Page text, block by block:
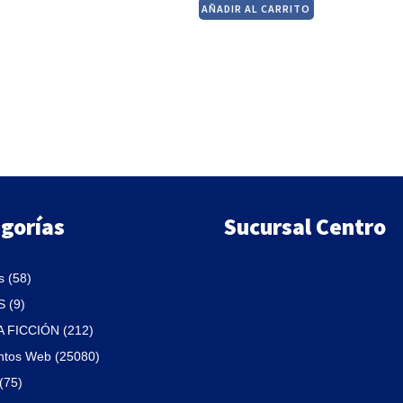
original
actual
AÑADIR AL CARRITO
(58)
(9)
FICCIÓN (212)
Web (25080)
Sucursal Centro